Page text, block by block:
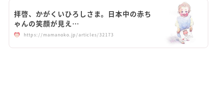
拝啓、かがくいひろしさま。日本中の赤ち
ゃんの笑顔が見え…
https://mamanoko.jp/articles/32173